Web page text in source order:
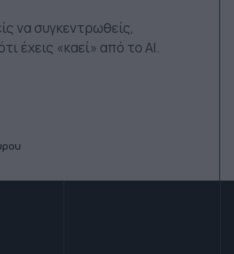
να συγκεντρωθείς,
έχεις «καεί» από το ΑΙ.